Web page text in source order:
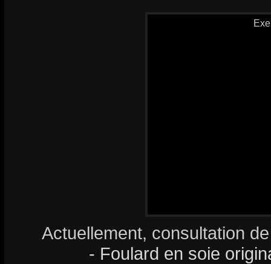
Actuellement, consultation
- Foulard en soie